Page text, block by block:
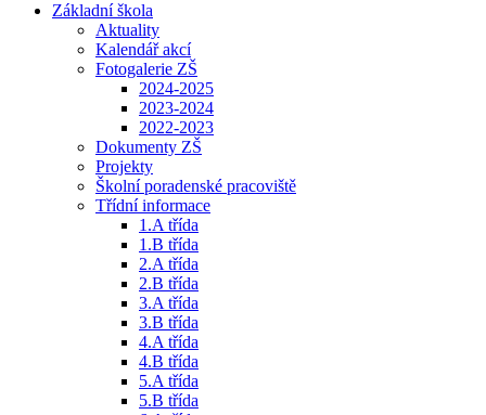
Základní škola
Aktuality
Kalendář akcí
Fotogalerie ZŠ
2024-2025
2023-2024
2022-2023
Dokumenty ZŠ
Projekty
Školní poradenské pracoviště
Třídní informace
1.A třída
1.B třída
2.A třída
2.B třída
3.A třída
3.B třída
4.A třída
4.B třída
5.A třída
5.B třída